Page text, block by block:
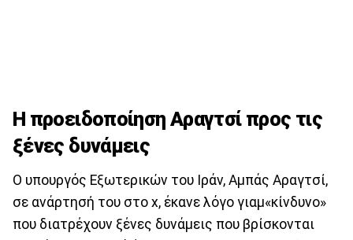
Η προειδοποίηση Αραγτσί προς τις
ξένες δυνάμεις
Ο υπουργός Εξωτερικών του Ιράν, Αμπάς Αραγτσί,
σε ανάρτησή του στο x, έκανε λόγο γιαμ«κίνδυνο»
που διατρέχουν ξένες δυνάμεις που βρίσκονται